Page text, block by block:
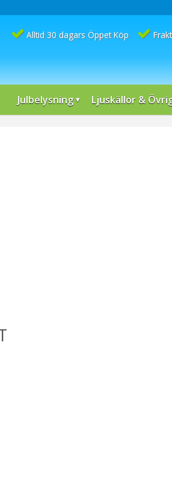
Alltid 30 dagars Öppet Köp
Julbelysning Ljuskällor &